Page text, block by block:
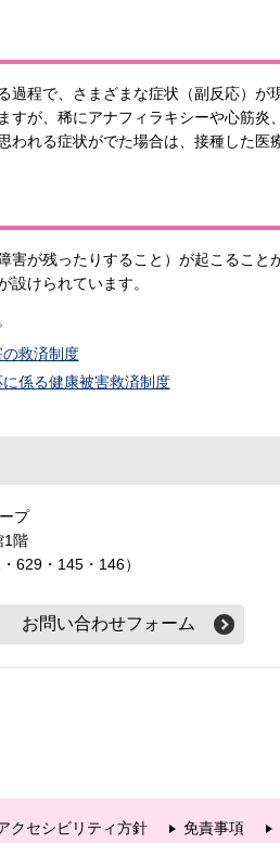
過程で、さまざまな症状（副反応）が
すが、稀にアナフィラキシーや心筋炎
れる症状がでた場合は、接種した医
害が残ったりすること）が起こること
設けられています。
救済制度
係る健康被害救済制度
プ
1階
629・145・146）
クセシビリティ方針 免責事項